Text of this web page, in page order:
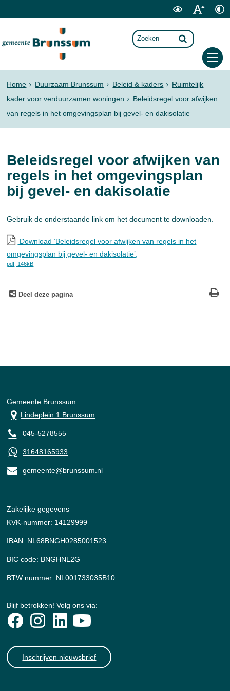
Home Duurzaam Brunssum Beleid & kaders
Ruimtelijk
kader voor verduurzamen woningen
Beleidsregel voor afwijken
van regels in het omgevingsplan bij gevel- en dakisolatie
Beleidsregel voor afwijken van
regels in het omgevingsplan
bij gevel- en dakisolatie
Gebruik de onderstaande link om het document te downloaden.
Download ‘Beleidsregel voor afwijken van regels in het
omgevingsplan bij gevel- en dakisolatie’,
pdf , 146kB
Deel deze pagina
Gemeente Brunssum
Lindeplein 1 Brunssum
045-5278555
31648165933
gemeente@brunssum.nl
Zakelijke gegevens
KVK-nummer: 14129999
IBAN: NL68BNGH0285001523
BIC code: BNGHNL2G
BTW nummer: NL001733035B10
Blijf betrokken! Volg ons via:
Inschrijven nieuwsbrief